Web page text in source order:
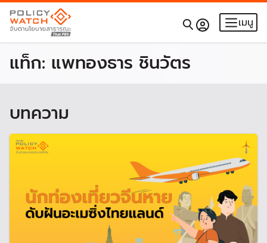
เมนู
แท็ก: แพทองธาร ชินวัตร
บทความ